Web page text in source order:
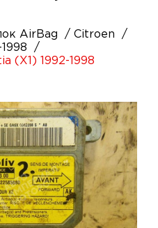
AirBag
Citroen
(X1) 1992-1998